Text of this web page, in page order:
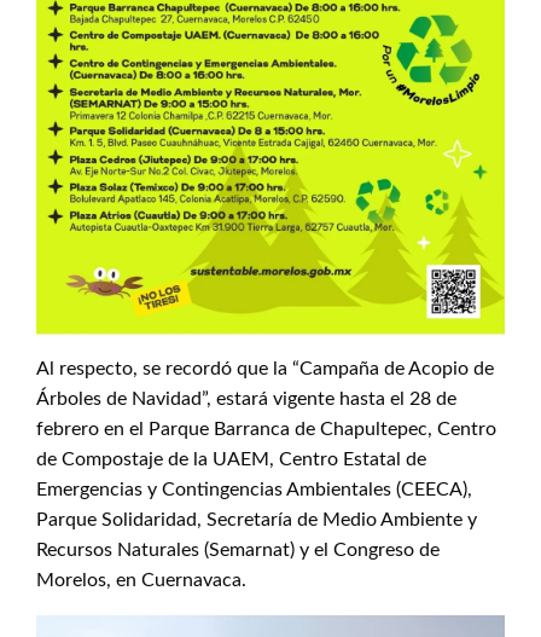
Al respecto, se recordó que la “Campaña de Acopio de
Árboles de Navidad”, estará vigente hasta el 28 de
febrero en el Parque Barranca de Chapultepec, Centro
de Compostaje de la UAEM, Centro Estatal de
Emergencias y Contingencias Ambientales (CEECA),
Parque Solidaridad, Secretaría de Medio Ambiente y
Recursos Naturales (Semarnat) y el Congreso de
Morelos, en Cuernavaca.